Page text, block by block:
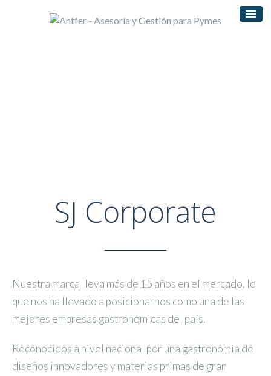
SJ Corporate
Nuestra marca lleva más de 15 años en el mercado, lo
que nos ha llevado a posicionarnos como una de las
mejores empresas gastronómicas del país.
Reconocidos a nivel nacional por una gastronomía de
diseños innovadores y materias primas de gran